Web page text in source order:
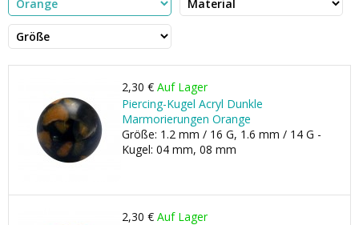
2,30 € Auf Lager
Piercing-Kugel Acryl Dunkle
Marmorierungen Orange
Größe: 1.2 mm / 16 G, 1.6 mm / 14 G -
Kugel: 04 mm, 08 mm
2,30 € Auf Lager